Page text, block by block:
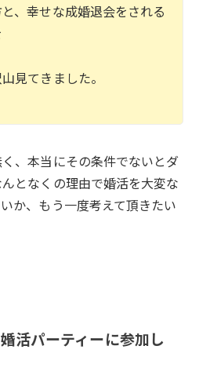
、幸せな成婚退会をされる
見てきました。
、本当にその条件でないとダ
となくの理由で婚活を大変な
か、もう一度考えて頂きたい
活パーティーに参加し